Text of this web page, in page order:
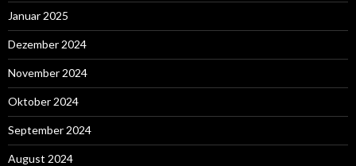
Januar 2025
Dezember 2024
November 2024
Oktober 2024
September 2024
August 2024